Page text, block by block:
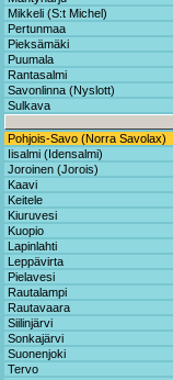
Mikkeli (S:t Michel)
Pertunmaa
Pieksämäki
Puumala
Rantasalmi
Savonlinna (Nyslott)
Sulkava
Pohjois-Savo (Norra Savolax)
Iisalmi (Idensalmi)
Joroinen (Jorois)
Kaavi
Keitele
Kiuruvesi
Kuopio
Lapinlahti
Leppävirta
Pielavesi
Rautalampi
Rautavaara
Siilinjärvi
Sonkajärvi
Suonenjoki
Tervo